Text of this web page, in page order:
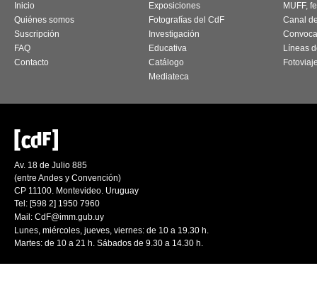
Inicio
Quiénes somos
Suscripción
FAQ
Contacto
Exposiciones
Fotografías del CdF
Investigación
Educativa
Catálogo
Mediateca
MUFF,
Canal
Líneas
Av. 18 de Julio 885
(entre Andes y Convención)
CP 11100. Montevideo. Uruguay
Tel: [598 2] 1950 7960
Mail: CdF@imm.gub.uy
Lunes, miércoles, jueves, viernes: de 10 a 19.30 h.
Martes: de 10 a 21 h. Sábados de 9.30 a 14.30 h.